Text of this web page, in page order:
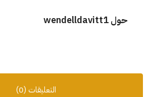
حول wendelldavitt1
التعليقات (0)